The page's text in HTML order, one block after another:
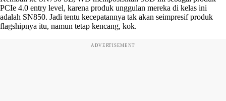
PCIe 4.0 entry level, karena produk unggulan mereka di kelas ini
adalah SN850. Jadi tentu kecepatannya tak akan seimpresif produk
flagshipnya itu, namun tetap kencang, kok.
ADVERTISEMENT